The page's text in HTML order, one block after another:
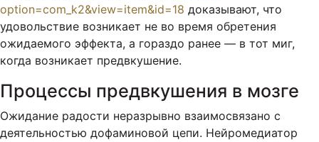
option=com_k2&view=item&id=18 доказывают, что
удовольствие возникает не во время обретения
ожидаемого эффекта, а гораздо ранее — в тот миг,
когда возникает предвкушение.
Процессы предвкушения в мозге
Ожидание радости неразрывно взаимосвязано с
деятельностью дофаминовой цепи. Нейромедиатор